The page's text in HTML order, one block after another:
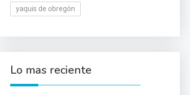
yaquis de obregón
Lo mas reciente